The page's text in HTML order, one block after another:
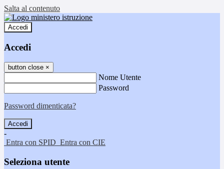
Salta al contenuto
Accedi
Accedi
button close ×
Nome Utente
Password
Password dimenticata?
-
Entra con SPID Entra con CIE
Seleziona utente